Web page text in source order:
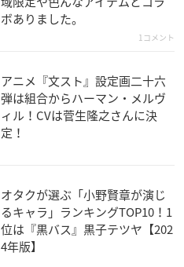
ボありました。
1コメント
アニメ『文スト』設定画二十六
弾は組合からハーマン・メルヴ
ィル！CVは菅生隆之さんに決
定！
オタクが選ぶ「小野賢章が演じ
るキャラ」ランキングTOP10！1
位は『黒バス』黒子テツヤ【202
4年版】